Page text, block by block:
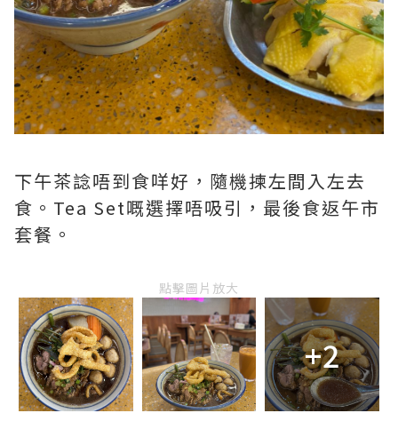
下午茶諗唔到食咩好，隨機揀左間入左去
食。Tea Set嘅選擇唔吸引，最後食返午市
套餐。
點擊圖片放大
+2